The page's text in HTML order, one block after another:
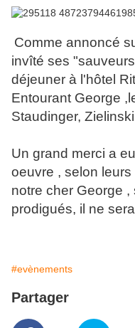
Comme annoncé
invîté ses
déjeuner à l'hôtel
Entourant George
Staudinger, Zielinski
Un grand merci a
oeuvre , selon
notre cher George
prodigués, il ne
#evènements
Partager